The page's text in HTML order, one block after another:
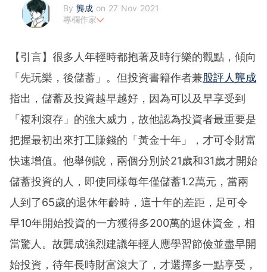
By 龔成 on 27 Nov 2021
專欄作家
https://www.facebook.com/80shing
-《80後百萬富翁》、《財務自由行》、《50優質潛力
股》、《股票勝經》等，十多本財經書作者
-於網上分享投資心得，瀏覽量過百萬，為人氣博客，解答理
財問題20000條
-讀中學時已開始投資股票，逾20年投資經驗
-運用巴菲特的價值投資法買股，視買股票如買生意一樣
-淨流動資產逾數千萬
【引言】很多人年輕時都抱著及時行樂的觀點，傾向
「先玩樂，後儲蓄」。但投資書籍作者兼股評人龔成
指出，儲蓄及投資越早越好，因為可以及早享受到
「複利滾存」的強大威力，故他認為投資者最重要是
把握最初出來打工賺錢的「黃金十年」，才可令財富
快速增值。他舉例說，兩個分別於21歲和31歲才開始
儲蓄投資的人，即使同樣每年僅儲蓄1.2萬元，當兩
人到了65歲的退休年齡時，這十年的差距，足可令
早10年開始投資的一方獲得多200萬的退休資金，相
當驚人。故龔成強烈建議年輕人應學習節儉並盡早開
始投資，待年長時財富滾大了，才選擇多一點享受，